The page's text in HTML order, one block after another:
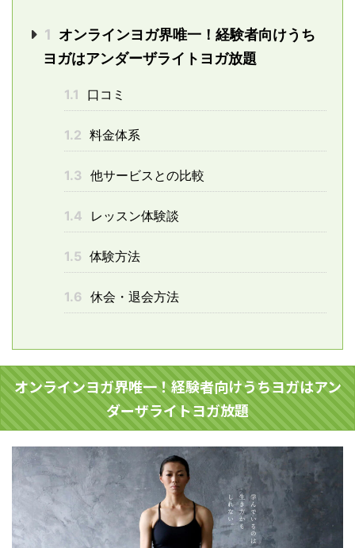
1 オンラインヨガ界唯一！経験者向けうち
ヨガはアンダーザライトヨガ放題
1.1 口コミ
1.2 料金体系
1.3 他サービスとの比較
1.4 レッスン体験談
1.5 体験方法
1.6 休会・退会方法
オンラインヨガ界唯一！経験者向けうちヨガはアン
ダーザライトヨガ放題